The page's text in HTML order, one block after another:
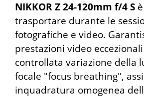
NIKKOR Z 24-120mm f/4 S
trasportare durante le
fotografiche e video.
prestazioni video
controllata variazione della
focale "focus breathing",
inquadratura omogenea